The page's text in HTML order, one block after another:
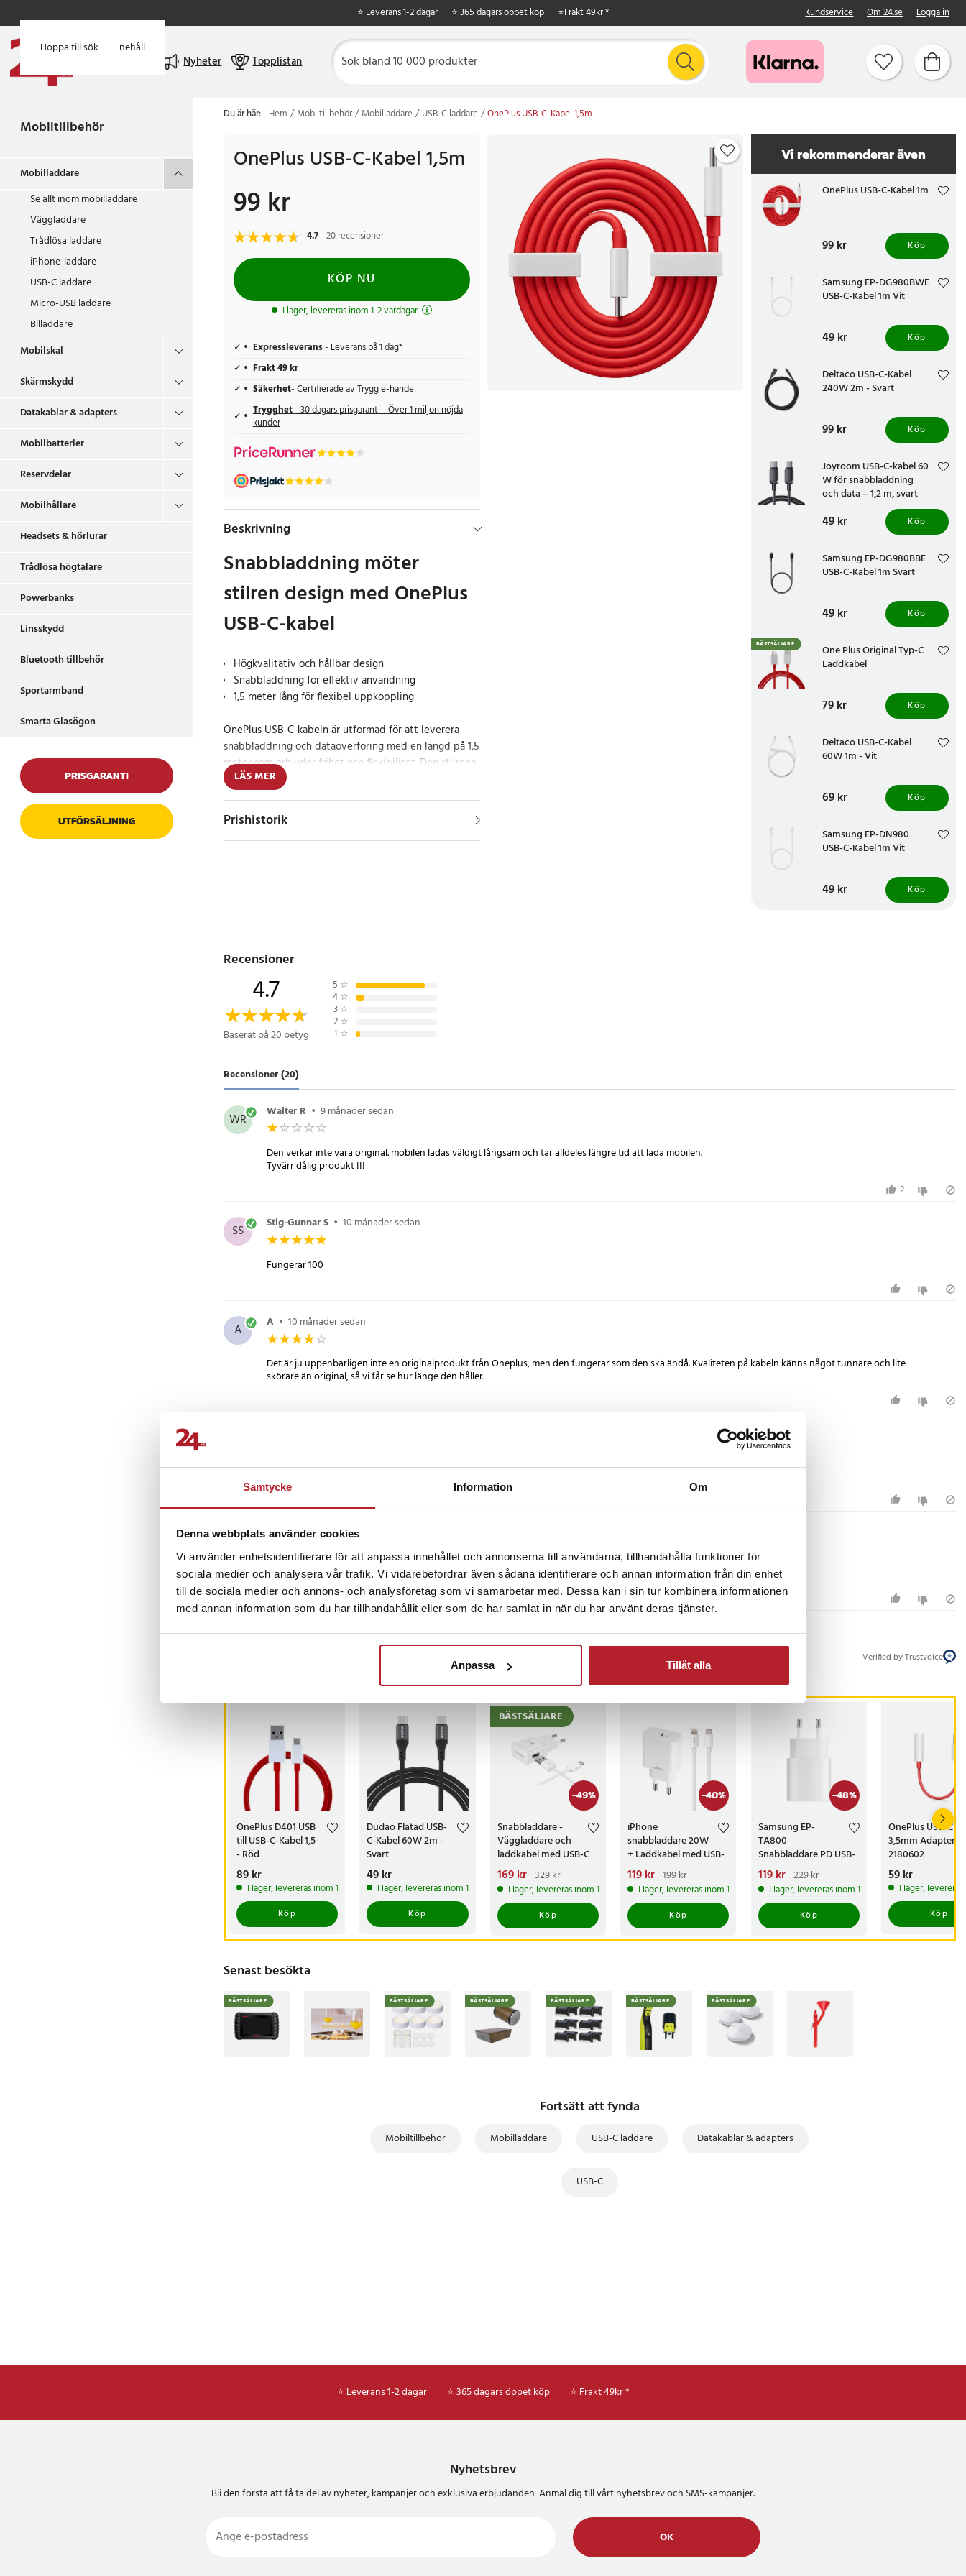
Samtycke Information Om
Denna webbplats använder cookies
Vi använder enhetsidentifierare för att anpassa innehållet och annonserna till användarna, tillhandahålla funktioner för
sociala medier och analysera vår trafik. Vi vidarebefordrar även sådana identifierare och annan information från din enhet
till de sociala medier och annons- och analysföretag som vi samarbetar med. Dessa kan i sin tur kombinera informationen
med annan information som du har tillhandahållit eller som de har samlat in när du har använt deras tjänster.
Anpassa Tillåt alla
Hoppa till huvudinnehåll
Hoppa till sök
⭐ Leverans 1-2 dagar ⭐ 365 dagars öppet köp ⭐Frakt 49kr * Kundservice Om 24.se Logga in
Nyheter Topplistan
Mobiltillbehör
Mobilladdare
Se allt inommobilladdare
Väggladdare
Trådlösa laddare
iPhone-laddare
USB-C laddare
Micro-USB laddare
Billaddare
Mobilskal
Skärmskydd
Datakablar & adapters
Mobilbatterier
Reservdelar
Mobilhållare
Headsets & hörlurar
Trådlösa högtalare
Powerbanks
Linsskydd
Bluetooth tillbehör
Sportarmband
Smarta Glasögon
PRISGARANTI
UTFÖRSÄLJNING
Du är här: Hem Mobiltillbehör Mobilladdare USB-C laddare OnePlus USB-C-Kabel 1,5m
OnePlus USB-C-Kabel 1,5m
Pris:99 kr
99 kr
4.7 20 recensioner
KÖP NU
I lager, levereras inom 1-2 vardagar
Expressleverans- Leverans på 1 dag*
Frakt 49 kr
Säkerhet- Certifierade av Trygg e-handel
Trygghet- 30 dagars prisgaranti - Över 1 miljon nöjda
kunder
Beskrivning
Snabbladdning möter
stilren design med OnePlus
USB-C-kabel
Högkvalitativ och hållbar design
Snabbladdning för effektiv användning
1,5 meter lång för flexibel uppkoppling
OnePlus USB-C-kabeln är utformad för att leverera
snabbladdning och dataöverföring med en längd på 1,5
meter som erbjuder frihet och flexibilitet. Den stilrena
röda färgen ger en unik och modern touch till din
tekniktillbehörssamling.
- 1,5 meter längd
Artikelnummer
LÄS MER
Prishistorik
Vi rekommenderar även
OnePlus USB-C-Kabel 1m
Pris:99 kr
99 kr Köp
Samsung EP-DG980BWE
USB-C-Kabel 1m Vit
Pris:49 kr
49 kr Köp
Deltaco USB-C-Kabel
240W 2m - Svart
Pris:99 kr
99 kr Köp
Joyroom USB-C-kabel 60
W för snabbladdning
och data – 1,2 m, svart
Pris:49 kr
49 kr Köp
Samsung EP-DG980BBE
USB-C-Kabel 1m Svart
Pris:49 kr
49 kr Köp
BÄSTSÄLJARE
One Plus Original Typ-C
Laddkabel
Pris:79 kr
79 kr Köp
Deltaco USB-C-Kabel
60W 1m - Vit
Pris:69 kr
69 kr Köp
Samsung EP-DN980
USB-C-Kabel 1m Vit
Pris:49 kr
49 kr Köp
Recensioner
4.7
Baserat på 20 betyg
5 ☆
4 ☆
3 ☆
2 ☆
1 ☆
Recensioner (20)
WR Walter R • 9 månader sedan
Den verkar inte vara original. mobilen ladas väldigt långsam och tar alldeles längre tid att lada mobilen.
Tyvärr dålig produkt !!!
2
SS Stig-Gunnar S • 10 månader sedan
Fungerar 100
A A • 10 månader sedan
Det är ju uppenbarligen inte en originalprodukt från Oneplus, men den fungerar som den ska ändå. Kvaliteten på kabeln känns något tunnare och lite
skörare än original, så vi får se hur länge den håller.
BE Bobby E• 2 år sedan
Inget konstigt, funkar och snabb leverans
Visa fler recensioner
Verified by Trustvoice
OnePlus D401 USB
till USB-C-Kabel 1,5
- Röd
Pris:89 kr
89 kr
I lager, levereras inom 1-2 vardagar
Köp
Dudao Flätad USB-
C-Kabel 60W 2m -
Svart
Pris:49 kr
49 kr
I lager, levereras inom 1-2 vardagar
Köp
-49%
BÄSTSÄLJARE
Snabbladdare -
Väggladdare och
laddkabel med USB-C
Nuvarande pris
169 krTidigare pris:
329 kr
169 kr 329 kr
I lager, levereras inom 1-2 vardagar
Köp
-40%
iPhone
snabbladdare 20W
+ Laddkabel med USB-
C till Lightning
Nuvarande pris
119 krTidigare pris:
199 kr
119 kr 199 kr
I lager, levereras inom 1-2 vardagar
Köp
-48%
Samsung EP-
TA800
Snabbladdare PD USB-
C - Android & iPhone
Nuvarande pris
119 krTidigare pris:
229 kr
119 kr 229 kr
I lager, levereras inom 1-2 vardagar
Köp
OnePlus USB-C till
3,5mm Adapter
2180602
Pris:59 kr
59 kr
I lager,
Köp
Senast besökta
BÄSTSÄLJARE BÄSTSÄLJARE BÄSTSÄLJARE BÄSTSÄLJARE BÄSTSÄLJARE BÄSTSÄLJARE
Fortsätt att fynda
Mobiltillbehör Mobilladdare USB-C laddare Datakablar & adapters
USB-C
⭐ Leverans 1-2 dagar ⭐ 365 dagars öppet köp ⭐ Frakt 49kr *
Nyhetsbrev
Bli den första att få ta del av nyheter, kampanjer och exklusiva erbjudanden Anmäl dig till vårt nyhetsbrev och SMS-kampanjer.
OK